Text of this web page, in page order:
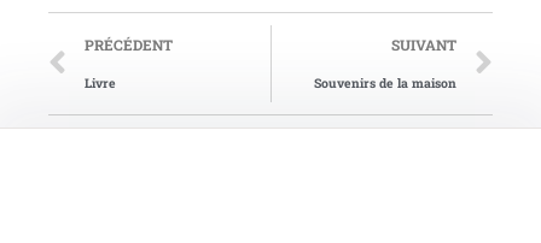
PRÉCÉDENT
Livre
SUIVANT
Souvenirs de la maison